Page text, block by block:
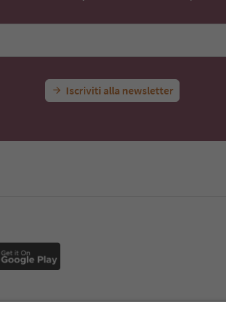
Iscriviti alla newsletter